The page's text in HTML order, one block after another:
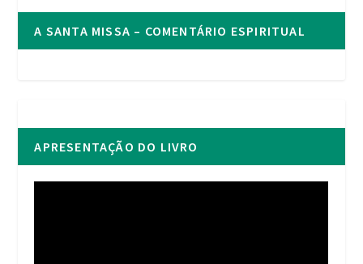
A SANTA MISSA – COMENTÁRIO ESPIRITUAL
APRESENTAÇÃO DO LIVRO